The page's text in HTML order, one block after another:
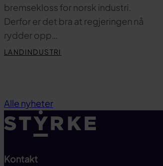
bremsekloss for norsk industri.
Derfor er det bra at regjeringen nå
rydder opp…
LANDINDUSTRI
Alle nyheter
Kontakt